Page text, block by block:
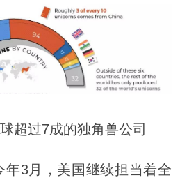
超过7成的独角兽公司
年3月，美国继续担当着全